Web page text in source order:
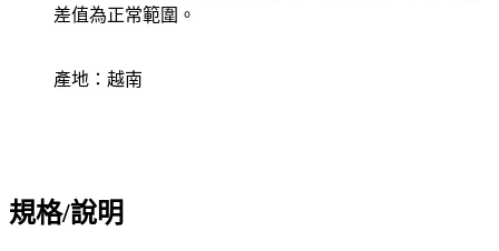
差值為正常範圍。
產地：越南
規格/說明